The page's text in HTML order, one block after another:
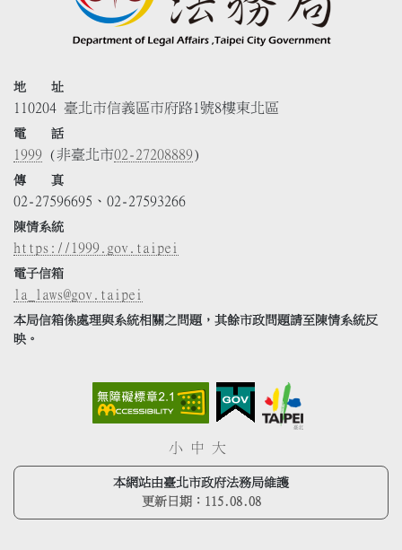
地 址
110204 臺北市信義區市府路1號8樓東北區
電 話
1999 (非臺北市02-27208889)
傳 真
02-27596695、02-27593266
陳情系統
https://1999.gov.taipei
電子信箱
la_laws@gov.taipei
本局信箱係處理與系統相關之問題，其餘市政問題請至陳情系統反
映。
小 中 大
本網站由臺北市政府法務局維護
更新日期： 115.08.08